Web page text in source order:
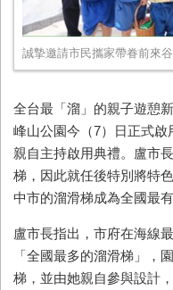
誠摯邀請市民攜家帶眷前來
全台最「溜」的親子遊憩
峰山公園今（7）日正式
親自主持啟用典禮。盧市
梯，因此就任後特別將特
中市的溜滑梯成為全國最
盧市長指出，市府在海線
「全國最多的溜滑梯」，
梯，並由她親自參與設計